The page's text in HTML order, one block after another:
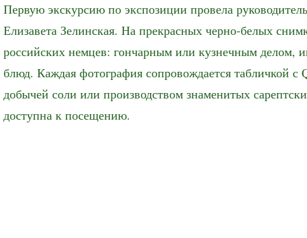
Первую экскурсию по экспозиции провела
Елизавета Зелинская. На прекрасных черно-белых
российских немцев: гончарным или кузнечным делом,
блюд. Каждая фотография сопровождается табличкой
добычей соли или производством знаменитых
доступна к посещению.